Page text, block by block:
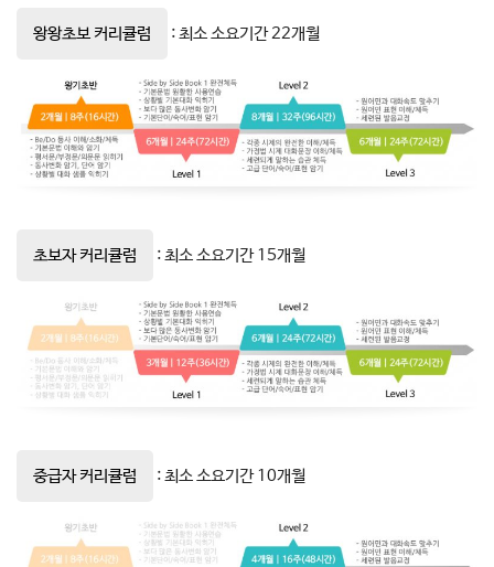
왕왕초보 커리큘럼 : 최소 소요기간 22개월
초보자 커리큘럼 : 최소 소요기간 15개월
중급자 커리큘럼 : 최소 소요기간 10개월